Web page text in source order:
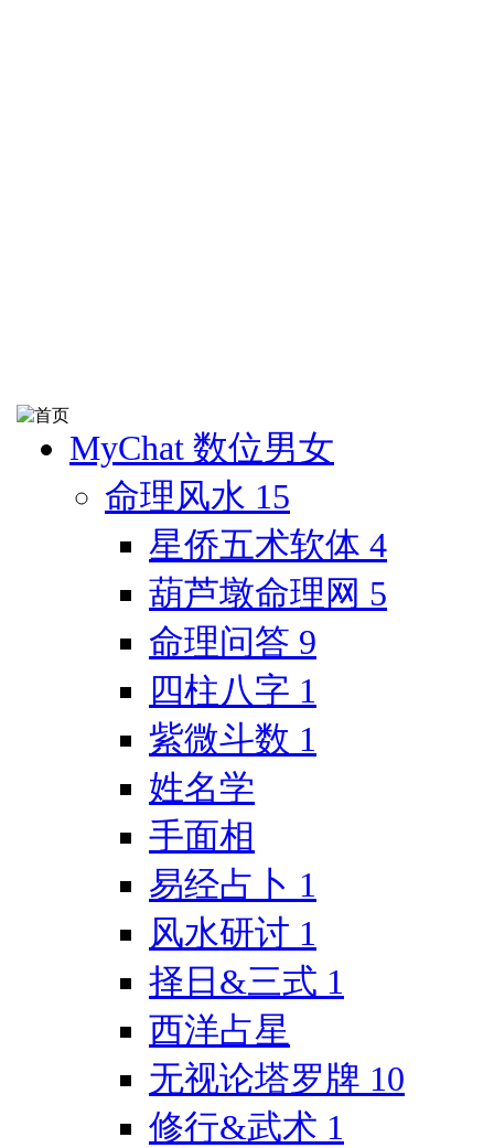
MyChat 数位男女
命理风水 15
星侨五术软体 4
葫芦墩命理网 5
命理问答 9
四柱八字 1
紫微斗数 1
姓名学
手面相
易经占卜 1
风水研讨 1
择日&三式 1
西洋占星
无视论塔罗牌 10
修行&武术 1